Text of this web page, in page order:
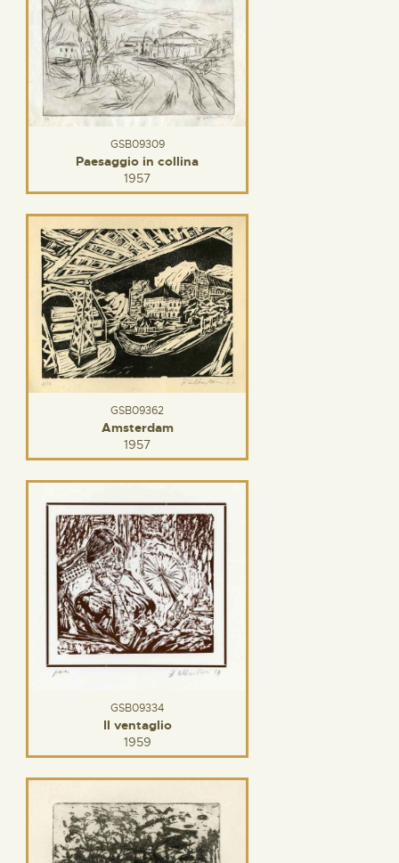
GSB09309
Paesaggio in collina
1957
GSB09362
Amsterdam
1957
GSB09334
Il ventaglio
1959